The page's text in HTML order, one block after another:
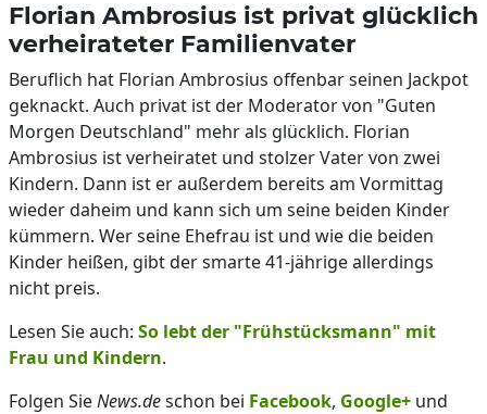
Florian Ambrosius ist privat glücklich
verheirateter Familienvater
Beruflich hat Florian Ambrosius offenbar seinen Jackpot
geknackt. Auch privat ist der Moderator von "Guten
Morgen Deutschland" mehr als glücklich. Florian
Ambrosius ist verheiratet und stolzer Vater von zwei
Kindern. Dann ist er außerdem bereits am Vormittag
wieder daheim und kann sich um seine beiden Kinder
kümmern. Wer seine Ehefrau ist und wie die beiden
Kinder heißen, gibt der smarte 41-jährige allerdings
nicht preis.
Lesen Sie auch: So lebt der "Frühstücksmann" mit
Frau und Kindern.
Folgen SieNews.deschon bei Facebook, Google+ und